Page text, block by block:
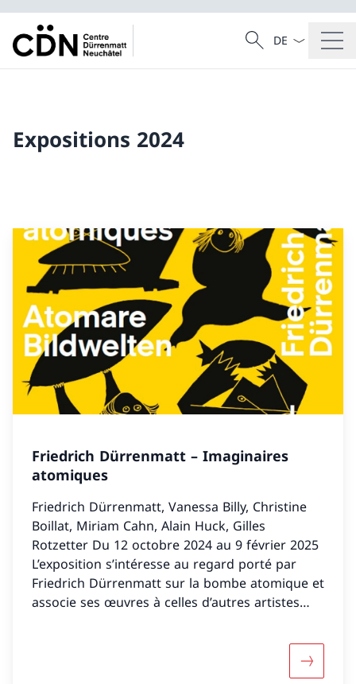
Recherche
Recherche
La langue
Expositions 2024
Friedrich Dürrenmatt – Imaginaires
atomiques
Friedrich Dürrenmatt, Vanessa Billy, Christine
Boillat, Miriam Cahn, Alain Huck, Gilles
Rotzetter Du 12 octobre 2024 au 9 février 2025
L’exposition s’intéresse au regard porté par
Friedrich Dürrenmatt sur la bombe atomique et
associe ses œuvres à celles d’autres artistes